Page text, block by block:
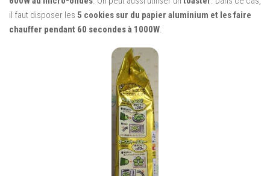
il faut disposer les 5 cookies sur du papier aluminium et les faire
chauffer pendant 60 secondes à 1000W